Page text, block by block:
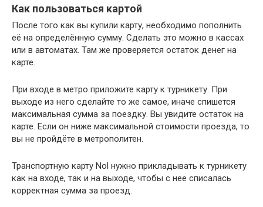
Как пользоваться картой
После того как вы купили карту, необходимо пополнить
её на определённую сумму. Сделать это можно в кассах
или в автоматах. Там же проверяется остаток денег на
карте.
При входе в метро приложите карту к турникету. При
выходе из него сделайте то же самое, иначе спишется
максимальная сумма за поездку. Вы увидите остаток на
карте. Если он ниже максимальной стоимости проезда, то
вы не пройдёте в метрополитен.
Транспортную карту Nol нужно прикладывать к турникету
как на входе, так и на выходе, чтобы с нее списалась
корректная сумма за проезд.